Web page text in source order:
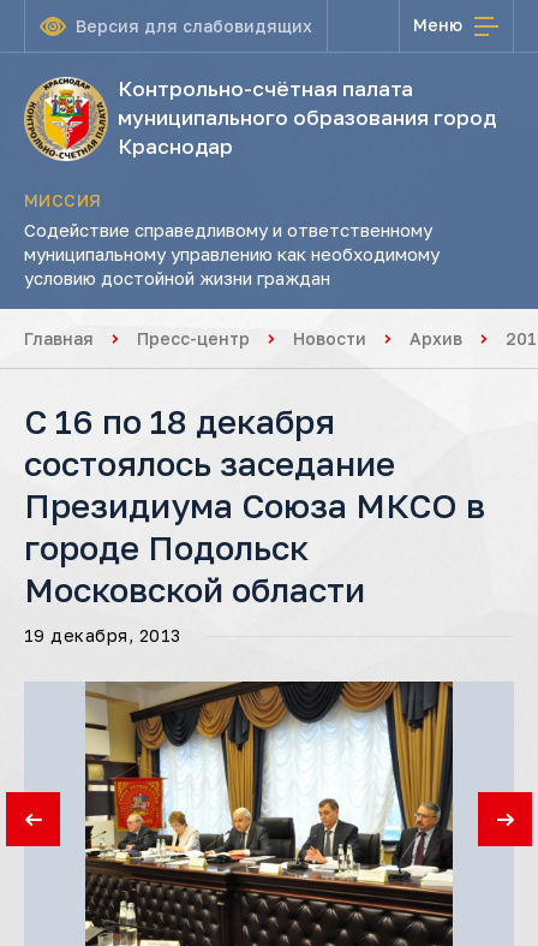
Версия для слабовидящих Меню
Контрольно-счётная палата
муниципального образования город
Краснодар
МИССИЯ
Содействие справедливому и ответственному
муниципальному управлению как необходимому
условию достойной жизни граждан
Главная Пресс-центр Новости Архив
С 16 по 18 декабря
состоялось заседание
Президиума Союза МКСО в
городе Подольск
Московской области
19 декабря, 2013